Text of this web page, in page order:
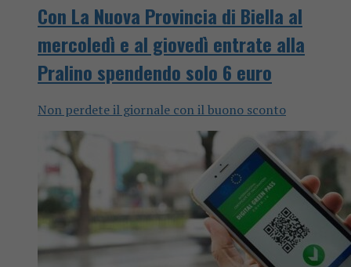
Con La Nuova Provincia di Biella al
mercoledì e al giovedì entrate alla
Pralino spendendo solo 6 euro
Non perdete il giornale con il buono sconto